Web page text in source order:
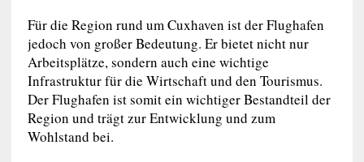
Für die Region rund um Cuxhaven ist der Flughafen
jedoch von großer Bedeutung. Er bietet nicht nur
Arbeitsplätze, sondern auch eine wichtige
Infrastruktur für die Wirtschaft und den Tourismus.
Der Flughafen ist somit ein wichtiger Bestandteil der
Region und trägt zur Entwicklung und zum
Wohlstand bei.